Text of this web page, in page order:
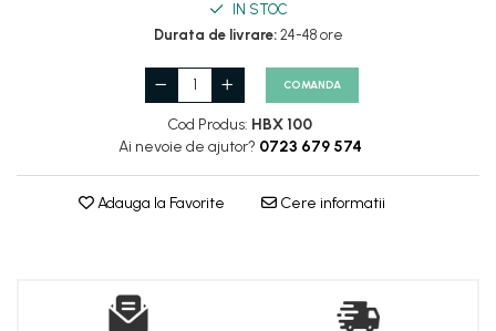
IN STOC
Durata de livrare:24-48 ore
COMANDA
Cod Produs: HBX 100
Ai nevoie de ajutor? 0723 679 574
Adauga la Favorite Cere informatii